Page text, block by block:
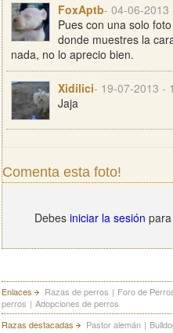
FoxAptb- 04-06-2013
Pues con una solo
donde muestres la
nada, no lo aprecio bien.
Xidilici- 19-07-2013 -
Jaja
Comenta esta foto!
Debes iniciar la sesión
Enlaces Razas de perros | Foro de
perros | Adopciones de perros
Razas destacadas
Pastor alemán |